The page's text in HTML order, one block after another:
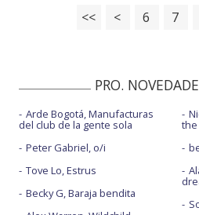
<< < 6 7
PRO.
Arde Bogotá, Manufacturas
del club de la gente sola
Peter Gabriel, o/i
Tove Lo, Estrus
Becky G, Baraja bendita